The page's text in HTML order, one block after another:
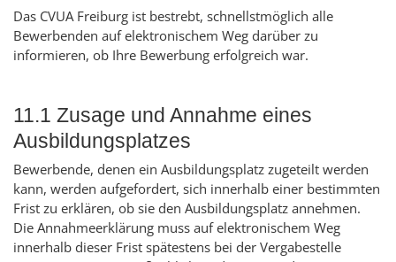
Das CVUA Freiburg ist bestrebt, schnellstmöglich alle
Bewerbenden auf elektronischem Weg darüber zu
informieren, ob Ihre Bewerbung erfolgreich war.
11.1 Zusage und Annahme eines
Ausbildungsplatzes
Bewerbende, denen ein Ausbildungsplatz zugeteilt werden
kann, werden aufgefordert, sich innerhalb einer bestimmten
Frist zu erklären, ob sie den Ausbildungsplatz annehmen.
Die Annahmeerklärung muss auf elektronischem Weg
innerhalb dieser Frist spätestens bei der Vergabestelle